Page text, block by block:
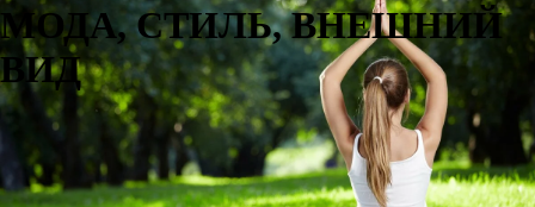
МОДА, СТИЛЬ, ВНЕШНИЙ
ВИД